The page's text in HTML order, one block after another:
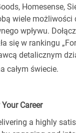
Homesense,
wiele możliwości
wpływu.
się w rankingu
detalicznym
całym świecie.
Career
a highly